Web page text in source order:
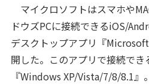
マイクロソフトはスマホや
ドウズPCに接続できるiOS/
デスクトップアプリ『
開した。このアプリで接続でき
『Windows XP/Vista/7/8/8.1』